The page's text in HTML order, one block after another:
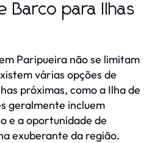
Barco para Ilhas
Paripueira não se limitam
várias opções de
próximas, como a Ilha de
geralmente incluem
e a oportunidade de
exuberante da região.